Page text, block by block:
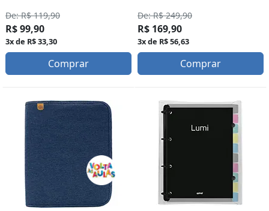
De: R$ 119,90
R$ 99,90
3x de R$ 33,30
Comprar
De: R$ 249,90
R$ 169,90
3x de R$ 56,63
Comprar